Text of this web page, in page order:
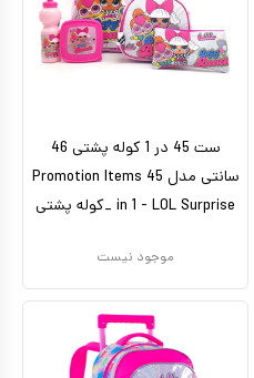
ست 45 در 1 کوله پشتی 46
سانتی مدل Promotion Items 45
in 1 - LOL Surprise _کوله پشتی
موجود نیست